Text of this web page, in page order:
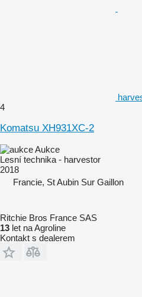
4
Komatsu XH931XC-2
Aukce
Lesní technika - harvestor
2018
Francie, St Aubin Sur Gaillon
Ritchie Bros France SAS
13 let na Agroline
Kontakt s dealerem